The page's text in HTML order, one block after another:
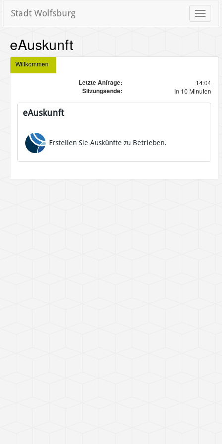
Toggle
Stadt Wolfsburg
eAuskunft
Willkommen
Letzte Anfrage: 14:04
Sitzungsende: in 10 Minuten
eAuskunft
Erstellen Sie Auskünfte zu Betrieben.